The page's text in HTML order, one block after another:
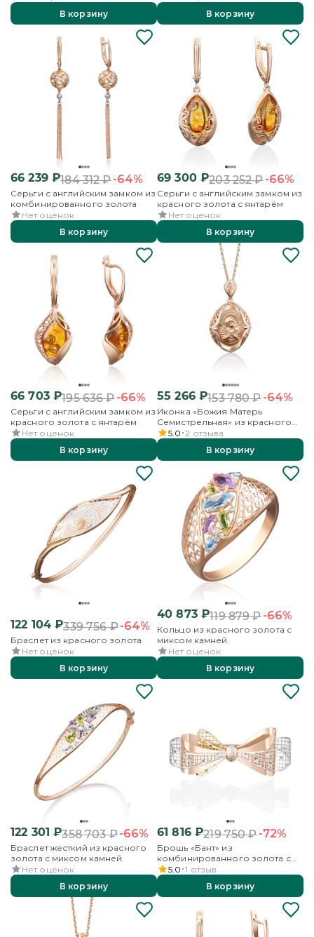
В корзину
В корзину
66 239₽184 312₽-64%
Серьги с английским замком из
комбинированного золота
Нет оценок
В корзину
69 300₽203 252₽-66%
Серьги с английским замком из
красного золота с янтарём
Нет оценок
В корзину
66 703₽195 636₽-66%
Серьги с английским замком из
красного золота с янтарём
Нет оценок
В корзину
55 266₽153 780₽-64%
Иконка «Божия Матерь
Семистрельная» из красного
золота
5.0 2 отзыва
В корзину
122 104 ₽339 756₽-64%
Браслет из красного золота
Нет оценок
В корзину
40 873₽119 879₽-66%
Кольцо из красного золота с
миксом камней
Нет оценок
В корзину
122 301 ₽358 703₽-66%
Браслет жесткий из красного
золота с миксом камней
Нет оценок
В корзину
61 816₽219 750₽-72%
Брошь «Бант» из
комбинированного золота с
фианитами
5.0 1 отзыв
В корзину